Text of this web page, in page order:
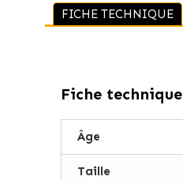
FICHE TECHNIQUE
Fiche technique
Âge
Taille